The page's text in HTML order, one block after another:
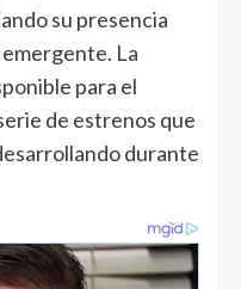
su presencia
La
para el
de estrenos que
durante